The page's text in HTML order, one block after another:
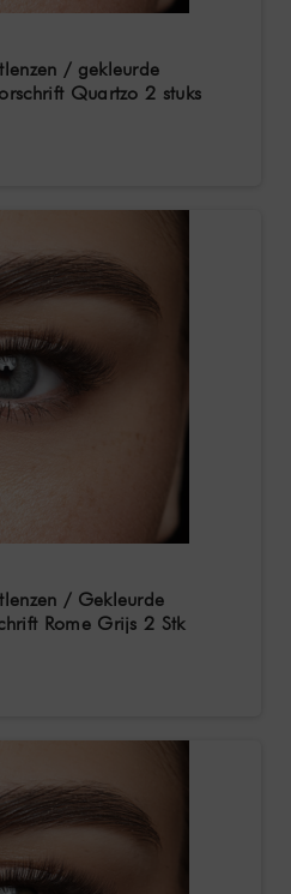
/ gekleurde
Quartzo 2 stuks
/ Gekleurde
Rome Grijs 2 Stk